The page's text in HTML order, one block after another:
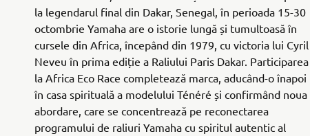
la legendarul final din Dakar, Senegal, în perioada 15-30
octombrie Yamaha are o istorie lungă și tumultoasă în
cursele din Africa, începând din 1979, cu victoria lui Cyril
Neveu în prima ediție a Raliului Paris Dakar. Participarea
la Africa Eco Race completează marca, aducând-o înapoi
în casa spirituală a modelului Ténéré și confirmând noua
abordare, care se concentrează pe reconectarea
programului de raliuri Yamaha cu spiritul autentic al